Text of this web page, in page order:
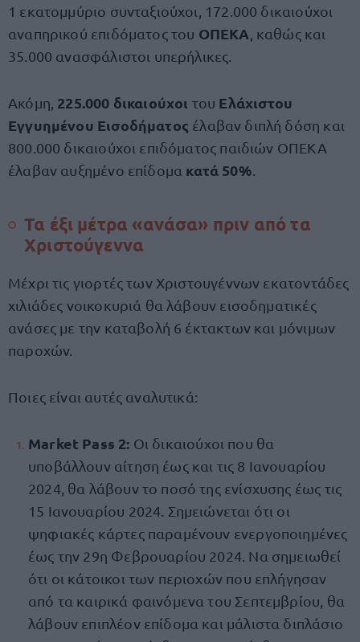
1 εκατομμύριο συνταξιούχοι, 172.000 δικαιούχοι
αναπηρικού επιδόματος του ΟΠΕΚΑ , καθώς και
35.000 ανασφάλιστοι υπερήλικες.
Ακόμη, 225.000 δικαιούχοι του Ελάχιστου
Εγγυημένου Εισοδήματος έλαβαν διπλή δόση και
800.000 δικαιούχοι επιδόματος παιδιών ΟΠΕΚΑ
έλαβαν αυξημένο επίδομα κατά 50%
Τα έξι μέτρα «ανάσα» πριν από τα
Χριστούγεννα
Μέχρι τις γιορτές των Χριστουγέννων εκατοντάδες
χιλιάδες νοικοκυριά θα λάβουν εισοδηματικές
ανάσες με την καταβολή 6 έκτακτων και μόνιμων
παροχών.
Ποιες είναι αυτές αναλυτικά:
Market Pass 2: Οι δικαιούχοι που θα
υποβάλλουν αίτηση έως και τις 8 Ιανουαρίου
2024, θα λάβουν το ποσό της ενίσχυσης έως τις
15 Ιανουαρίου 2024. Σημειώνεται ότι οι
ψηφιακές κάρτες παραμένουν ενεργοποιημένες
έως την 29η Φεβρουαρίου 2024. Να σημειωθεί
ότι οι κάτοικοι των περιοχών που επλήγησαν
από τα καιρικά φαινόμενα του Σεπτεμβρίου, θα
λάβουν επιπλέον επίδομα και μάλιστα διπλάσιο